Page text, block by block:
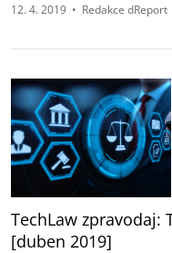
12. 4. 2019 • Redakce dReport
TechLaw zpravodaj:
[duben 2019]